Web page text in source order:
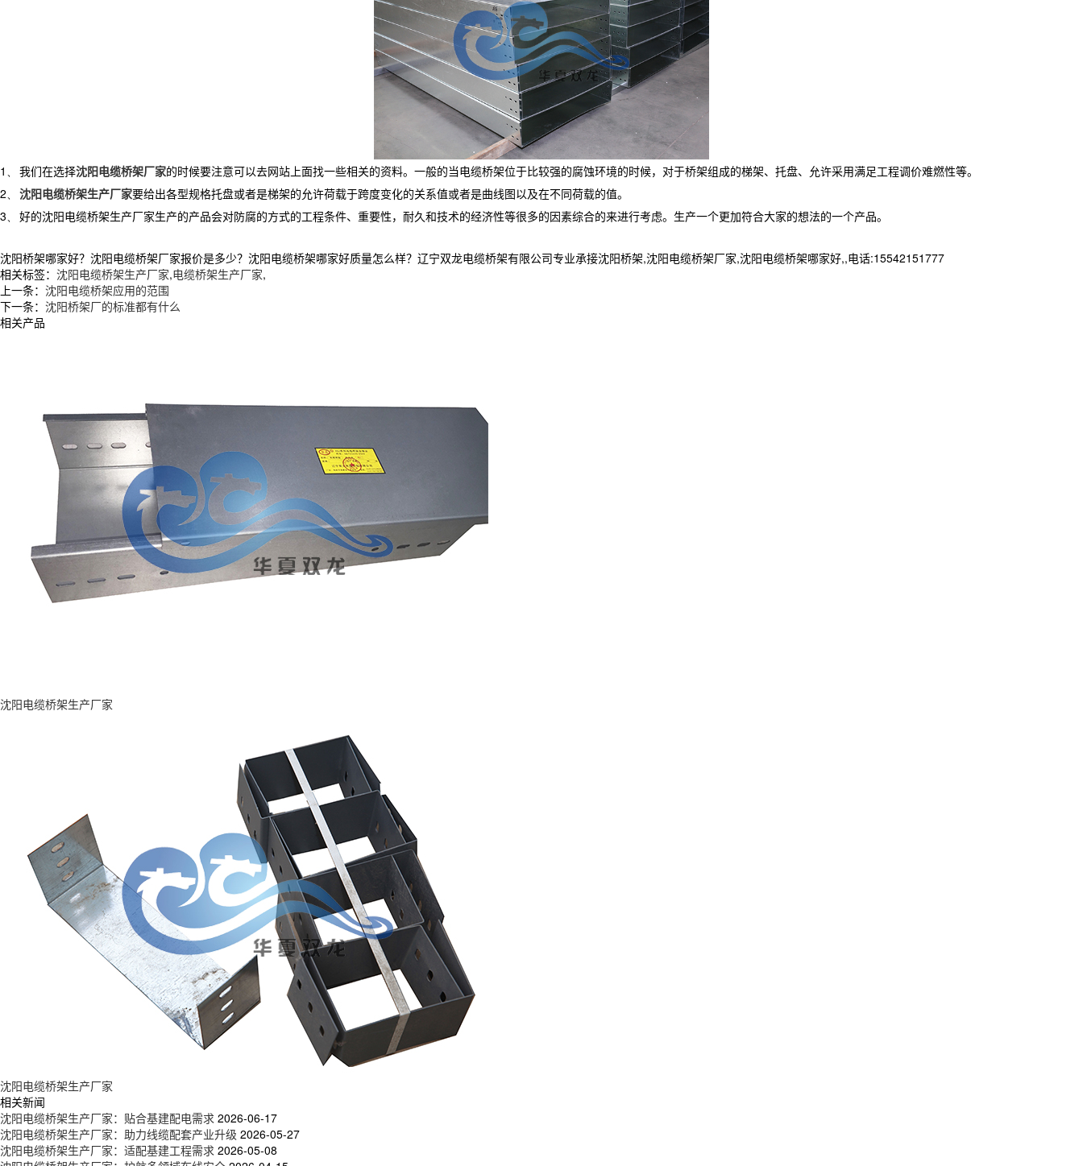
1、 我们在选择沈阳电缆桥架厂家的时候要注意可以去网站上面找一些相关的资料。一般的当电缆桥架位于比较强的腐蚀环境的时候，对于桥架组成的梯架、托盘、允许采用满足工程调价难燃性等。
2、 沈阳电缆桥架生产厂家要给出各型规格托盘或者是梯架的允许荷载于跨度变化的关系值或者是曲线图以及在不同荷载的值。
3、 好的沈阳电缆桥架生产厂家生产的产品会对防腐的方式的工程条件、重要性，耐久和技术的经济性等很多的因素综合的来进行考虑。生产一个更加符合大家的想法的一个产品。
沈阳桥架哪家好？沈阳电缆桥架厂家报价是多少？沈阳电缆桥架哪家好质量怎么样？辽宁双龙电缆桥架有限公司专业承接沈阳桥架,沈阳电缆桥架厂家,沈阳电缆桥架哪家好,,电话:15542151777
相关标签： 沈阳电缆桥架生产厂家,电缆桥架生产厂家,
上一条： 沈阳电缆桥架应用的范围
下一条： 沈阳桥架厂的标准都有什么
相关产品
沈阳电缆桥架生产厂家
沈阳电缆桥架生产厂家
相关新闻
沈阳电缆桥架生产厂家：贴合基建配电需求 2026-06-17
沈阳电缆桥架生产厂家：助力线缆配套产业升级 2026-05-27
沈阳电缆桥架生产厂家：适配基建工程需求 2026-05-08